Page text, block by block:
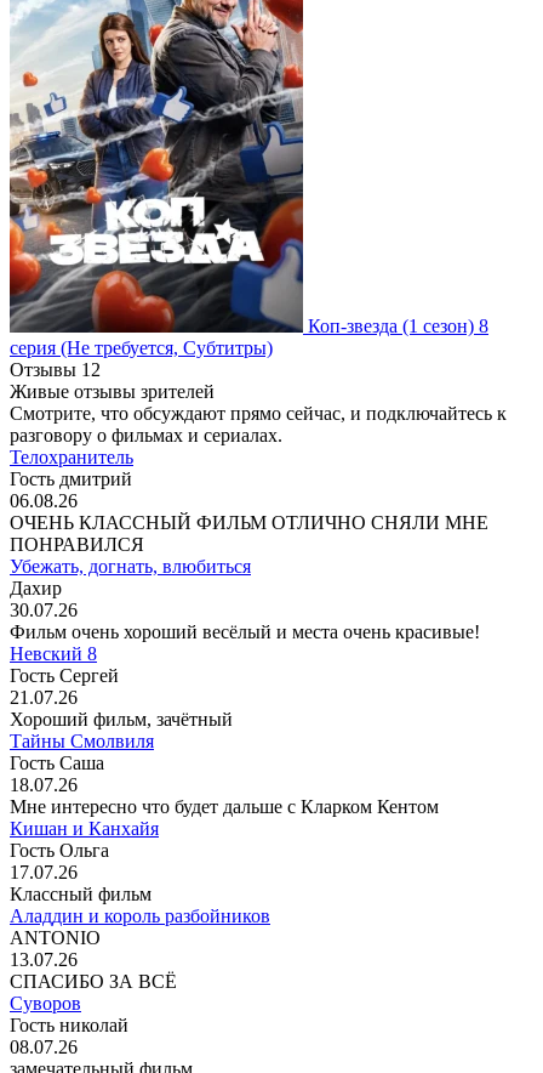
Коп-звезда (1 сезон) 8
серия (Не требуется, Субтитры)
Отзывы 12
Живые отзывы зрителей
Смотрите, что обсуждают прямо сейчас, и подключайтесь к
разговору о фильмах и сериалах.
Телохранитель
Гость дмитрий
06.08.26
ОЧЕНЬ КЛАССНЫЙ ФИЛЬМ ОТЛИЧНО СНЯЛИ МНЕ
ПОНРАВИЛСЯ
Убежать, догнать, влюбиться
Дахир
30.07.26
Фильм очень хороший весёлый и места очень красивые!
Невский 8
Гость Сергей
21.07.26
Хороший фильм, зачётный
Тайны Смолвиля
Гость Саша
18.07.26
Мне интересно что будет дальше с Кларком Кентом
Кишан и Канхайя
Гость Ольга
17.07.26
Классный фильм
Аладдин и король разбойников
ANTONIO
13.07.26
СПАСИБО ЗА ВСЁ
Суворов
Гость николай
08.07.26
замечательный фильм